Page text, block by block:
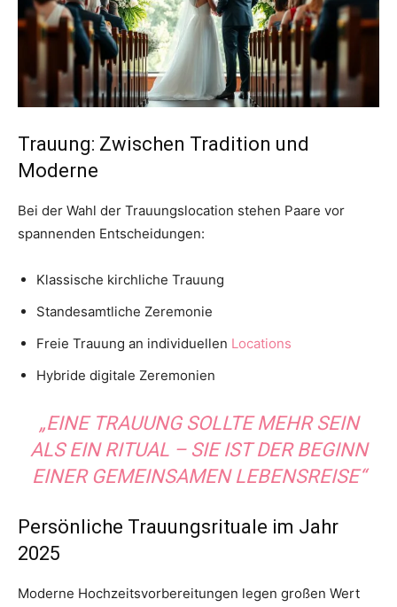
Trauung: Zwischen Tradition und
Moderne
Bei der Wahl der Trauungslocation stehen Paare vor
spannenden Entscheidungen:
Klassische kirchliche Trauung
Standesamtliche Zeremonie
Freie Trauung an individuellen Locations
Hybride digitale Zeremonien
„EINE TRAUUNG SOLLTE MEHR SEIN
ALS EIN RITUAL – SIE IST DER BEGINN
EINER GEMEINSAMEN LEBENSREISE“
Persönliche Trauungsrituale im Jahr
2025
Moderne Hochzeitsvorbereitungen legen großen Wert